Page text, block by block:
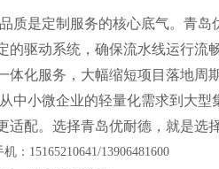
质是定制服务的核心底气。青岛
的驱动系统，确保流水线运行流
体化服务，大幅缩短项目落地周
中小微企业的轻量化需求到大型
适配。选择青岛优耐德，就是选
机： 15165210641/13906481600